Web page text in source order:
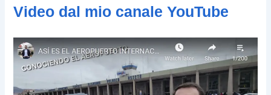
a
Video dal mio canale YouTube